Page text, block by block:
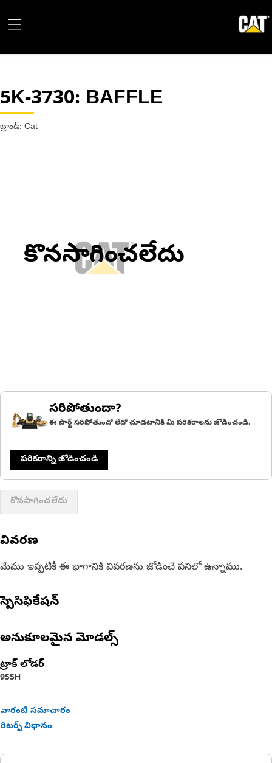
5K-3730: BAFFLE
బ్రాండ్: Cat
కొనసాగించలేదు
సరిపోతుందా?
ఈ పార్ట్ సరిపోతుందో లేదో చూడటానికి మీ పరికరాలను జోడించండి.
పరికరాన్ని జోడించండి
కొనసాగించలేదు
వివరణ
మేము ఇప్పటికీ ఈ భాగానికి వివరణను జోడించే పనిలో ఉన్నాము.
స్పెసిఫికేషన్
అనుకూలమైన మోడల్స్
ట్రాక్ లోడర్
955H
వారంటీ సమాచారం
రిటర్న్ విధానం